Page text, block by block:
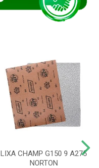
LIXA CHAMP G150 9 A275
NORTON